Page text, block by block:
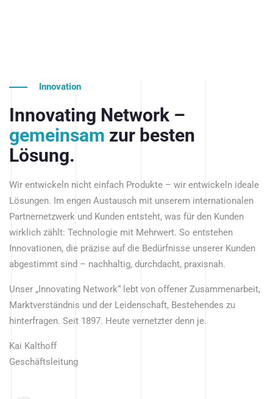
Innovation
Innovating Network –
gemeinsam zur besten
Lösung.
Wir entwickeln nicht einfach Produkte – wir entwickeln ideale
Lösungen. Im engen Austausch mit unserem internationalen
Partnernetzwerk und Kunden entsteht, was für den Kunden
wirklich zählt: Technologie mit Mehrwert. So entstehen
Innovationen, die präzise auf die Bedürfnisse unserer Kunden
abgestimmt sind – nachhaltig, durchdacht, praxisnah.
Unser „Innovating Network“ lebt von offener Zusammenarbeit,
Marktverständnis und der Leidenschaft, Bestehendes zu
hinterfragen. Seit 1897. Heute vernetzter denn je.
Kai Kalthoff
Geschäftsleitung